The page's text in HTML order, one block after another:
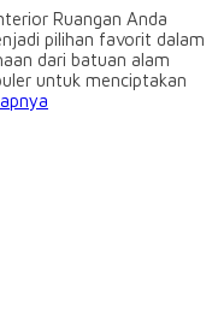
Ruangan Anda
pilihan favorit dalam
dari batuan alam
untuk menciptakan